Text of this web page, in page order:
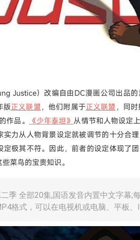
Justice）改编自由DC漫画公司出品的
版正义联盟 ，他们附属于正义联盟 ，同
作品。
《少年泰坦》 从情节和人物设定
实力从人物背景设定就被调节的十分合
定极其不符。因此，前者的设定体现了
菜鸟的宝贵知识。
季 全部20集,国语发音内置中文字幕;
格式，可以在电视机或电脑、平板、